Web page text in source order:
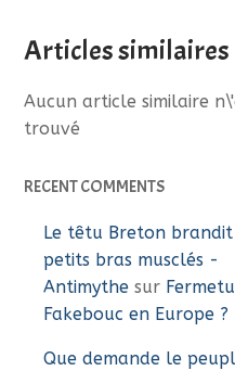
Articles similaires
Aucun article similaire
trouvé
RECENT COMMENTS
Le têtu Breton brandit
petits bras musclés -
Antimythe sur
Fakebouc en Europe ?
Que demande le